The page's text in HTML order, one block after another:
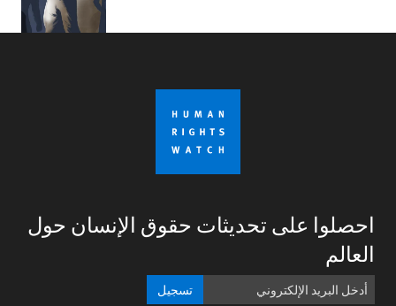
احصلوا على تحديثات حقوق الإنسان حول
العالم
تسجيل